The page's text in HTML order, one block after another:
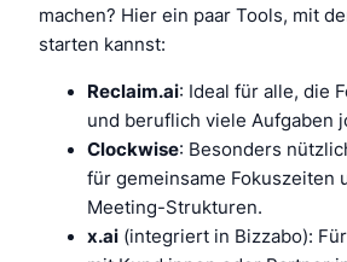
machen? Hier ein paar Tools, mit
starten kannst:
Reclaim.ai: Ideal für alle, die
und beruflich viele Aufgaben
Clockwise: Besonders
für gemeinsame Fokuszeiten
Meeting-Strukturen.
x.ai (integriert in Bizzabo):